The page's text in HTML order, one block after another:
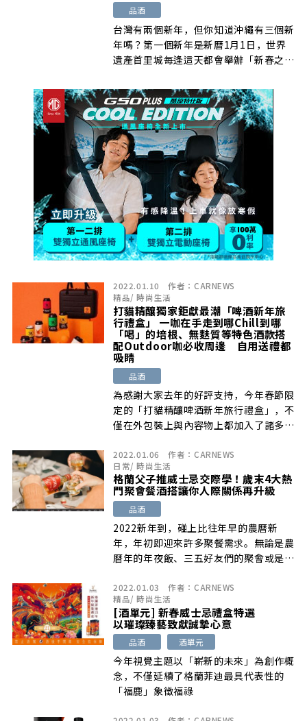
品酒
台灣有兩個新年，但你知道沖繩有三個新
年嗎？第一個新年是新曆1月1日，世界
遺產首里城每逢這天都會舉辦「新春之
2022.01.10 作者： CARNEWS
精品/時尚生活
打貓精釀獨家鉅獻最潮「啤酒新年旅
行禮盒」 一咖在手走到哪Chill到哪
「喝」的培根、無麩質等特色酒款搭
配Outdoor咖必收周邊 自用送禮都
吸睛
品酒
為感謝大家去年的好評支持，今年春節限
定的「打貓精釀啤酒新年旅行禮盒」，不
僅在外包裝上與內容物上都加入了諸多巧
2022.01.06 作者： CARNEWS
日常/時尚生活
格蘭父子推威士忌交際學！歲末4大熱
門聚會餐酒搭讓你人際關係再升級
品酒
2022新年到，碰上比往年早的農曆新
年，年初即迎來許多聚餐需求。無論是農
曆年的年夜飯、三五好友們的聚會或是尾
2022.01.03 作者： CARNEWS
精品/時尚生活
[酒單元] 新春威士忌禮盒特選
以璀璨臻藝致獻誠摯心意
品酒 酒單元
今年視覺主題以「嶄新的未來」為創作概
念，不僅延續了格蘭菲迪最具代表性的
「福鹿」象徵福祿